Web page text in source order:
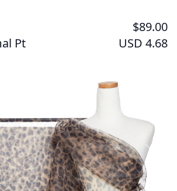
$89.00
Pt
USD 4.68